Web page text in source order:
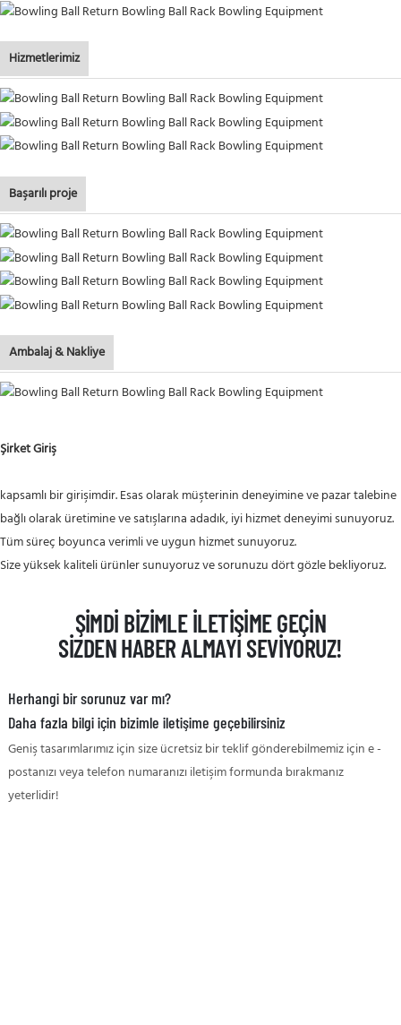
Hizmetlerimiz
Başarılı proje
Ambalaj & Nakliye
Şirket Giriş
kapsamlı bir girişimdir. Esas olarak müşterinin deneyimine ve pazar talebine
bağlı olarak üretimine ve satışlarına adadık, iyi hizmet deneyimi sunuyoruz.
Tüm süreç boyunca verimli ve uygun hizmet sunuyoruz.
Size yüksek kaliteli ürünler sunuyoruz ve sorunuzu dört gözle bekliyoruz.
ŞIMDI BIZIMLE ILETIŞIME GEÇIN
SIZDEN HABER ALMAYI SEVIYORUZ!
Herhangi bir sorunuz var mı?
Daha fazla bilgi için bizimle iletişime geçebilirsiniz
Geniş tasarımlarımız için size ücretsiz bir teklif gönderebilmemiz için e -
postanızı veya telefon numaranızı iletişim formunda bırakmanız
yeterlidir!